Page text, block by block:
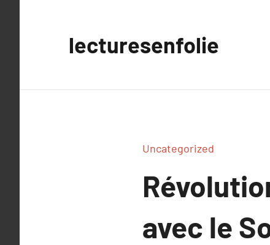
lecturesenfolie
Uncategorized
avec le